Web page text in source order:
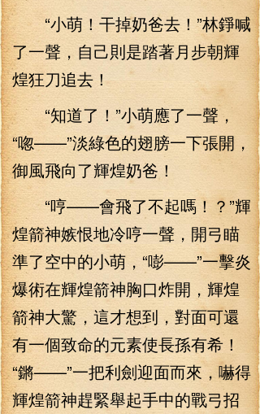
“小萌！干掉奶爸去！”林錚喊
了一聲，自己則是踏著月步朝輝
煌狂刀追去！
“知道了！”小萌應了一聲，
“唿——”淡綠色的翅膀一下張開，
御風飛向了輝煌奶爸！
“哼——會飛了不起嗎！？”輝
煌箭神嫉恨地冷哼一聲，開弓瞄
準了空中的小萌，“嘭——”一擊炎
爆術在輝煌箭神胸口炸開，輝煌
箭神大驚，這才想到，對面可還
有一個致命的元素使長孫有希！
“鏘——”一把利劍迎面而來，嚇得
輝煌箭神趕緊舉起手中的戰弓招